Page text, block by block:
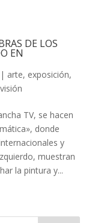
DE LOS
EN
| arte, exposición,
TV, se hacen
donde
y
muestran
la pintura y...